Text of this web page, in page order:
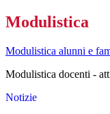
Modulistica
Modulistica alunni e
Modulistica docenti -
Notizie